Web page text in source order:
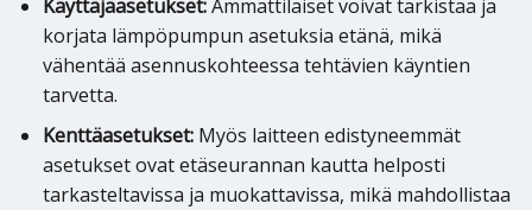
Käyttäjäasetukset:Ammattilaiset voivat tarkistaa ja
korjata lämpöpumpun asetuksia etänä, mikä
vähentää asennuskohteessa tehtävien käyntien
tarvetta.
Kenttäasetukset:Myös laitteen edistyneemmät
asetukset ovat etäseurannan kautta helposti
tarkasteltavissa ja muokattavissa, mikä mahdollistaa